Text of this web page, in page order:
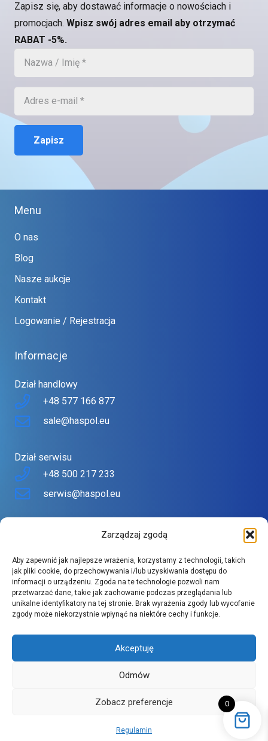
Zarządzaj zgodą
Aby zapewnić jak najlepsze wrażenia, korzystamy z technologii, takich
jak pliki cookie, do przechowywania i/lub uzyskiwania dostępu do
informacji o urządzeniu. Zgoda na te technologie pozwoli nam
przetwarzać dane, takie jak zachowanie podczas przeglądania lub
unikalne identyfikatory na tej stronie. Brak wyrażenia zgody lub wycofanie
zgody może niekorzystnie wpłynąć na niektóre cechy i funkcje.
Akceptuję
Odmów
Zobacz preferencje
Regulamin
Zapisz się, aby dostawać informacje o nowościach i
promocjach. Wpisz swój adres email aby otrzymać
RABAT -5%.
Zapisz
Menu
O nas
Blog
Nasze aukcje
Kontakt
Logowanie / Rejestracja
Informacje
Dział handlowy
+48 577 166 877
sale@haspol.eu
Dział serwisu
+48 500 217 233
serwis@haspol.eu
Znajdziesz tu urządzenia topowych producentów w
atrakcyjnych cenach.
Szeroki asortyment spełnia wysokie wymagania naszych
klientów.
Copyright 2026 © Haspol sp z o.o.
0